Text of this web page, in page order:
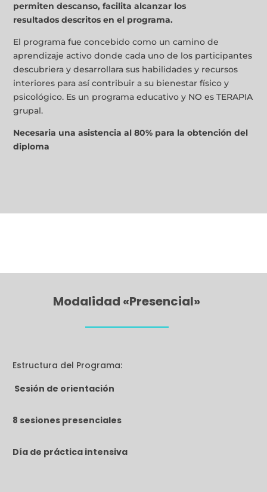
permiten descanso, facilita alcanzar los
resultadosdescritos en el programa.
El programa fue concebido como un camino de
aprendizaje activo donde cada uno de los participantes
descubriera y desarrollara sus habilidades y recursos
interiores para así contribuir a su bienestar físico y
psicológico. Es un programa educativo y NO es TERAPIA
grupal.
Necesaria una asistencia al 80% para la obtención del
diploma
Modalidad «Presencial»
Estructura del Programa:
Sesión de orientación
8 sesiones presenciales
Día de práctica intensiva